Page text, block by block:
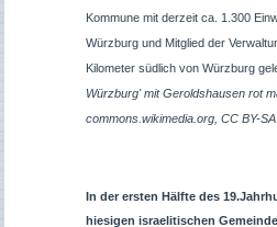
Kommune mit derzeit ca. 1.300
Würzburg und Mitglied der
Kilometer südlich von Würzburg
Würzburg' mit Geroldshausen rot
commons.wikimedia.org, CC BY-
In der ersten Hälfte des
hiesigen israelitischen